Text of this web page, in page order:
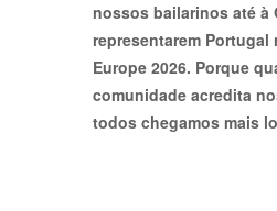
nossos bailarinos até à
representarem Portugal
Europe 2026. Porque
comunidade acredita
todos chegamos mais